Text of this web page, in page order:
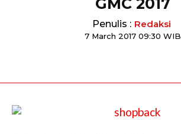
Penulis : Redaksi
7 March 2017 09:30 WIB